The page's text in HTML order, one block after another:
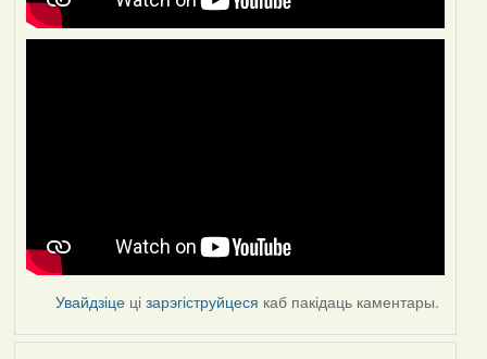
Увайдзіце цізарэгіструйцеся каб пакідаць каментары.